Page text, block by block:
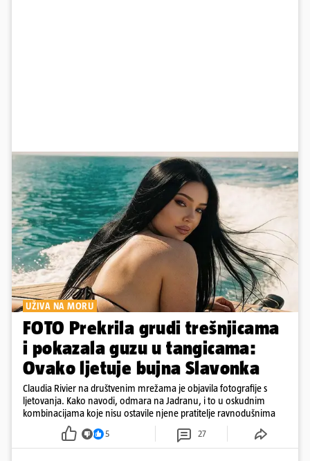
UŽIVA NA MORU
FOTO Prekrila grudi trešnjicama
i pokazala guzu u tangicama:
Ovako ljetuje bujna Slavonka
Claudia Rivier na društvenim mrežama je objavila fotografije s
ljetovanja. Kako navodi, odmara na Jadranu, i to u oskudnim
kombinacijama koje nisu ostavile njene pratitelje ravnodušnima
5 27